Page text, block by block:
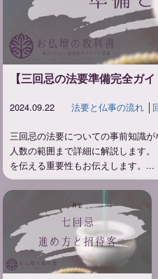
【三回忌の法要準備完全ガ
2024.09.22 法要と仏事の流れ│
三回忌の法要についての事前知識
人数の範囲まで詳細に解説します
を伝える重要性もお伝えします。...